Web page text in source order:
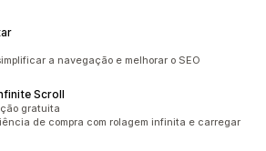
a navegação e melhorar o SEO
Scroll
todogratuita
de compra com rolagem infinita e carregar